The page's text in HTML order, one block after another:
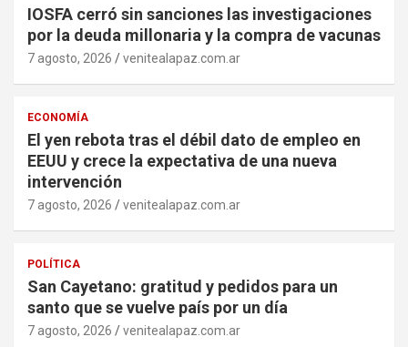
IOSFA cerró sin sanciones las investigaciones
por la deuda millonaria y la compra de vacunas
7 agosto, 2026 venitealapaz.com.ar
ECONOMÍA
El yen rebota tras el débil dato de empleo en
EEUU y crece la expectativa de una nueva
intervención
7 agosto, 2026 venitealapaz.com.ar
POLÍTICA
San Cayetano: gratitud y pedidos para un
santo que se vuelve país por un día
7 agosto, 2026 venitealapaz.com.ar